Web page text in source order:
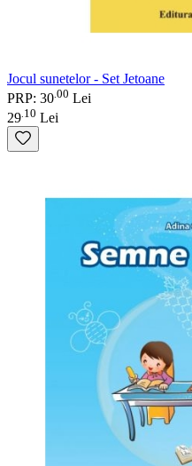
Jocul sunetelor - Set Jetoane
PRP: 30 00 Lei
29 10 Lei